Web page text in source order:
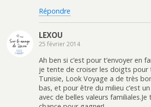
Répondre
LEXOU
25 février 2014
Ah ben si c’est pour t’envoyer en
je tente de croiser les doigts pour
Tunisie, Look Voyage a de très
bas, et pour être du milieu c’est
avec de belles valeurs